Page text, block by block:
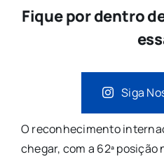
Fique por dentro
Siga
O reconhecimento
chegar, com a 62ª posição